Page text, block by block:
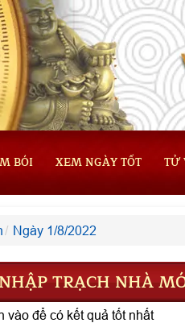
BÓI XEM NGÀY TỐT TỬ
Ngày 1/8/2022
TRẠCH NHÀ
vào để có kết quả tốt nhất